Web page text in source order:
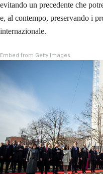
evitando un precedente che
e, al contempo, preservando i
internazionale.
Embed from Getty Images